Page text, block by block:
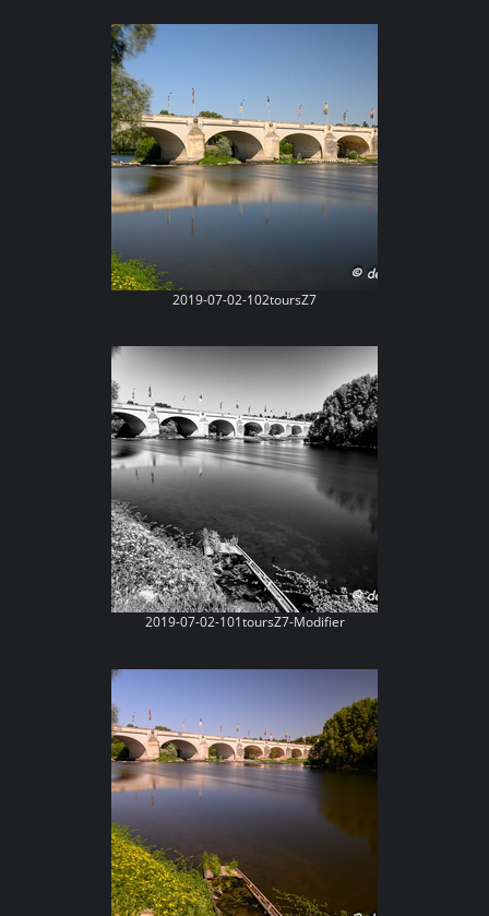
2019-07-02-102toursZ7
2019-07-02-101toursZ7-Modifier